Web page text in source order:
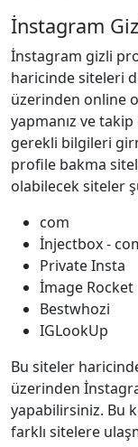
İnstagram
İnstagram gizli
haricinde siteleri
üzerinden online
yapmanız ve
gerekli bilgileri
profile bakma
olabilecek siteler
com
İnjectbox -
Private Insta
İmage Rocket
Bestwhozi
IGLookUp
Bu siteler
üzerinden
yapabilirsiniz. Bu
farklı sitelere